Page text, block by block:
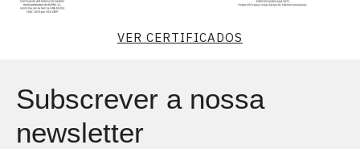
VER CERTIFICADOS
Subscrever a nossa
newsletter